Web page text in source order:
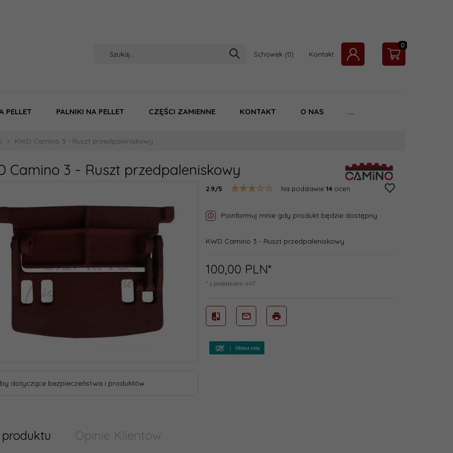
Schowek Kontakt
0
PELLET PALNIKI NA PELLET CZĘŚCI ZAMIENNE KONTAKT O NAS ...
KWD Camino 3 - Ruszt przedpaleniskowy
Camino 3 - Ruszt przedpaleniskowy
dotyczące bezpieczeństwa i produktów
2.9/5 Na podstawie 14ocen
Poinformuj mnie gdy produkt będzie dostępny
KWD Camino 3 - Ruszt przedpaleniskowy
100,00 PLN*
* z podatkiem VAT
Opinie Klientów